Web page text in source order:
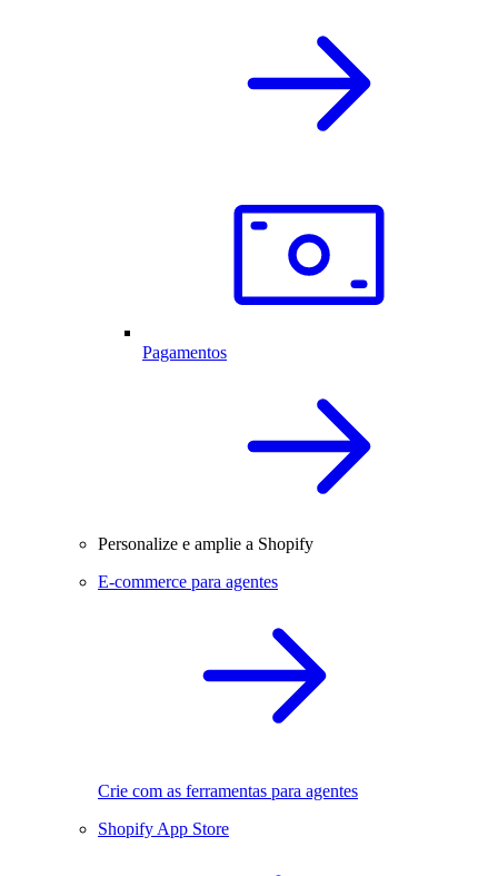
Pagamentos
Personalize e amplie a Shopify
E-commerce para agentes
Crie com as ferramentas para agentes
Shopify App Store